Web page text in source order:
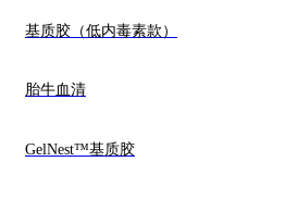
基质胶（低内毒素款）
胎牛血清
GelNest™基质胶